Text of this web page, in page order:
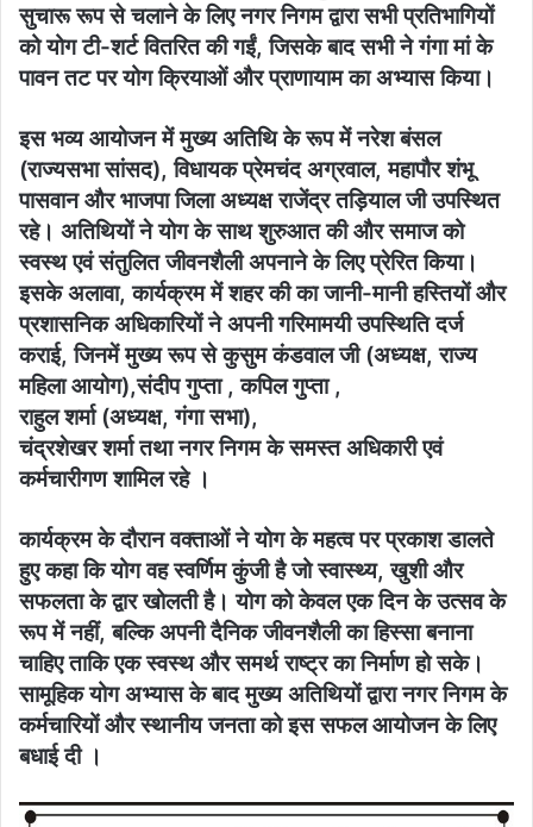
सुचारू रूप से चलाने के लिए नगर निगम द्वारा सभी प्रतिभागियों
को योग टी-शर्ट वितरित की गईं, जिसके बाद सभी ने गंगा मां के
पावन तट पर योग क्रियाओं और प्राणायाम का अभ्यास किया।
​इस भव्य आयोजन में मुख्य अतिथि के रूप में नरेश बंसल
(राज्यसभा सांसद), विधायक प्रेमचंद अग्रवाल, महापौर शंभू
पासवान और भाजपा जिला अध्यक्ष राजेंद्र तड़ियाल जी उपस्थित
रहे। अतिथियों ने योग के साथ शुरुआत की और समाज को
स्वस्थ एवं संतुलित जीवनशैली अपनाने के लिए प्रेरित किया।
​इसके अलावा, कार्यक्रम में शहर की का जानी-मानी हस्तियों और
प्रशासनिक अधिकारियों ने अपनी गरिमामयी उपस्थिति दर्ज
कराई, जिनमें मुख्य रूप से ​कुसुम कंडवाल जी (अध्यक्ष, राज्य
महिला आयोग),​संदीप गुप्ता , ​कपिल गुप्ता ,
​राहुल शर्मा (अध्यक्ष, गंगा सभा),
​चंद्रशेखर शर्मा तथा ​नगर निगम के समस्त अधिकारी एवं
कर्मचारीगण शामिल रहे ।
​कार्यक्रम के दौरान वक्ताओं ने योग के महत्व पर प्रकाश डालते
हुए कहा कि योग वह स्वर्णिम कुंजी है जो स्वास्थ्य, खुशी और
सफलता के द्वार खोलती है। योग को केवल एक दिन के उत्सव के
रूप में नहीं, बल्कि अपनी दैनिक जीवनशैली का हिस्सा बनाना
चाहिए ताकि एक स्वस्थ और समर्थ राष्ट्र का निर्माण हो सके।
​सामूहिक योग अभ्यास के बाद मुख्य अतिथियों द्वारा नगर निगम के
कर्मचारियों और स्थानीय जनता को इस सफल आयोजन के लिए
बधाई दी ।